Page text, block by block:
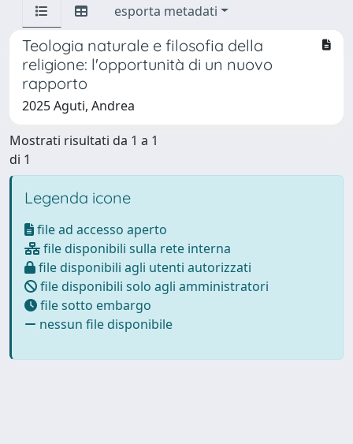
esporta metadati
Teologia naturale e filosofia della
religione: l'opportunità di un nuovo
rapporto
2025 Aguti, Andrea
Mostrati risultati da 1 a 1
di 1
Legenda icone
file ad accesso aperto
file disponibili sulla rete interna
file disponibili agli utenti autorizzati
file disponibili solo agli amministratori
file sotto embargo
nessun file disponibile